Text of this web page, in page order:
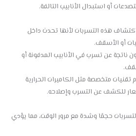
أو استبدال الأنابيب التالفة.
هذه التسربات لأنها تحدث داخل
أو الأسقف.
ناتجة عن تسرب في الأنابيب المدفونة أو
متخصصة مثل الكاميرات الحرارية
للكشف عن التسرب وإصلاحه.
حجمًا وشدة مع مرور الوقت، مما يؤدي